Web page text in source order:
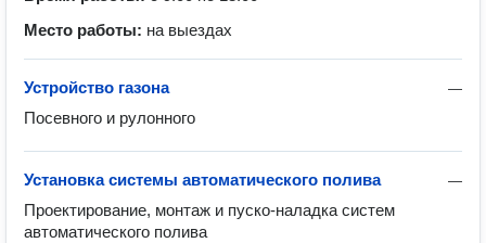
Место работы: на выездах
—
Устройство газона
Посевного и рулонного
—
Установка системы автоматического полива
Проектирование, монтаж и пуско-наладка систем
автоматического полива